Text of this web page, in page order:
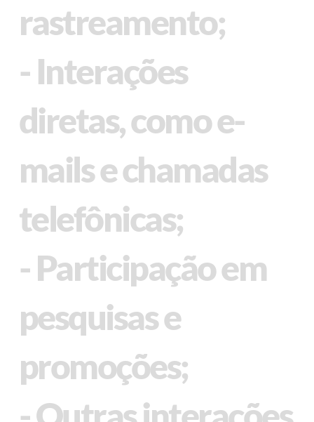
rastreamento;
- Interações
diretas, como e-
mails e chamadas
telefônicas;
- Participação em
pesquisas e
promoções;